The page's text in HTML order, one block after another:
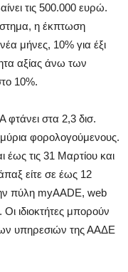
τις 500.000 ευρώ.
η έκπτωση
μήνες, 10% για έξι
αξίας άνω των
10%.
στα 2,3 δισ.
φορολογούμενους.
τις 31 Μαρτίου και
είτε σε έως 12
πύλη myAADE, web
ιδιοκτήτες μπορούν
υπηρεσιών της ΑΑΔΕ